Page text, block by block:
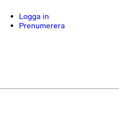
Logga in
Prenumerera